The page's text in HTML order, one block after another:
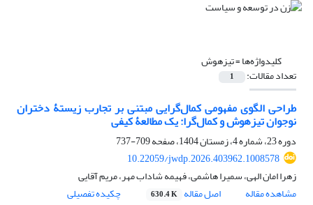
کلیدواژه‌ها =تیزهوش
تعداد مقالات: 1
طراحی الگوی مفهومی کمال‌گرایی مبتنی بر تجارب زیستۀ دختران
نوجوان تیزهوش و کمال‌گرا: یک مطالعۀ کیفی
دوره 23، شماره 4، زمستان 1404، صفحه
709-737
10.22059/jwdp.2026.403962.1008578
زهرا امان الهی، سمیرا هاشمی، فهیمه شاداب مهر، مریم آقایی
مشاهده مقاله
اصل مقاله 630.4 K چکیده تفصیلی